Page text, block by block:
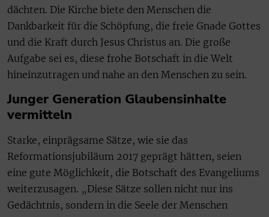
dächten. Die Kirche biete den Menschen die
Dankbarkeit für die Schöpfung, die freie Gnade Gottes
und die Kraft durch Jesus Christus an. Die große
Aufgabe sei es, diese frohe Botschaft in die Welt
hineinzutragen und nahe an den Menschen zu sein.
Junger Generation Glaubensinhalte
vermitteln
Starke, einprägsame Sätze, wie sie das
Reformationsjubiläum 2017 geprägt hätten, seien
eine gute Möglichkeit, die Botschaft des Evangeliums
weiterzusagen. „Diese Sätze sollen nicht nur ins
Gedächtnis, sondern in die Seele der Menschen